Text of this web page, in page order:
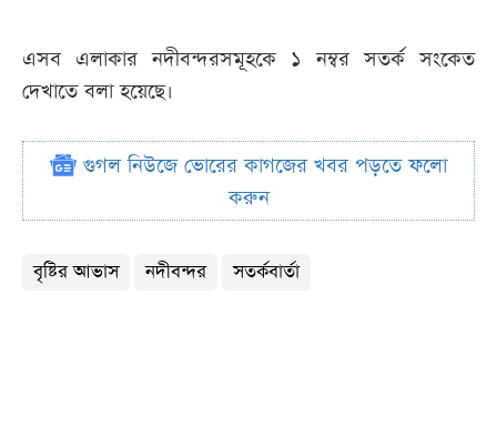
এসব এলাকার নদীবন্দরসমূহকে ১ নম্বর সতর্ক সংকেত
দেখাতে বলা হয়েছে।
গুগল নিউজে ভোরের কাগজের খবর পড়তে ফলো
করুন
বৃষ্টির আভাস নদীবন্দর সতর্কবার্তা